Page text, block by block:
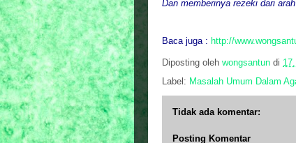
Dan memberinya rezeki dari
Baca juga : http://
Diposting oleh wongsantun di
Label: Masalah Umum Dalam
Tidak ada komentar:
Posting Komentar